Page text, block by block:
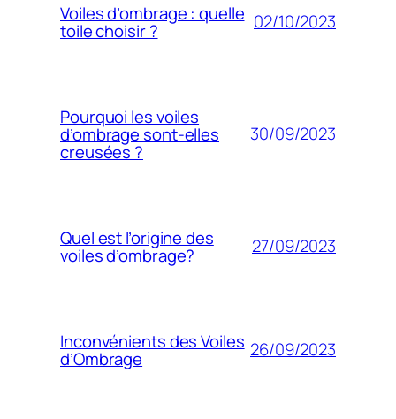
Voiles d’ombrage : quelle
toile choisir ? 02/10/2023
Pourquoi les voiles
d’ombrage sont-elles
creusées ?
30/09/2023
Quel est l’origine des
voiles d’ombrage? 27/09/2023
Inconvénients des Voiles
d’Ombrage 26/09/2023